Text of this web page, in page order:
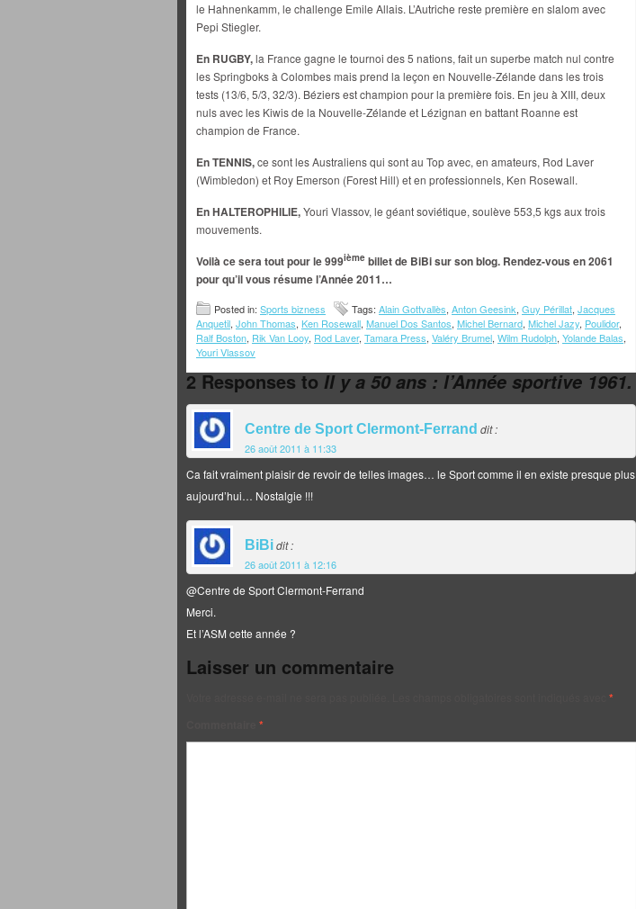
le Hahnenkamm, le challenge Emile Allais. L’Autriche reste première en slalom avec
Pepi Stiegler.
En RUGBY,la France gagne le tournoi des 5 nations, fait un superbe match nul contre
les Springboks à Colombes mais prend la leçon en Nouvelle-Zélande dans les trois
tests (13/6, 5/3, 32/3). Béziers est champion pour la première fois. En jeu à XIII, deux
nuls avec les Kiwis de la Nouvelle-Zélande et Lézignan en battant Roanne est
champion de France.
En TENNIS,ce sont les Australiens qui sont au Top avec, en amateurs, Rod Laver
(Wimbledon) et Roy Emerson (Forest Hill) et en professionnels, Ken Rosewall.
En HALTEROPHILIE,Youri Vlassov, le géant soviétique, soulève 553,5 kgs aux trois
mouvements.
Voilà ce sera tout pour le 999ième billet de BiBi sur son blog. Rendez-vous en 2061
pour qu’il vous résume l’Année 2011…
Posted in: Sports bizness Tags: Alain Gottvallès, Anton Geesink, Guy Périllat, Jacques
Anquetil, John Thomas, Ken Rosewall, Manuel Dos Santos, Michel Bernard, Michel Jazy, Poulidor,
Ralf Boston, Rik Van Looy, Rod Laver, Tamara Press, Valéry Brumel, Wilm Rudolph, Yolande Balas,
Youri Vlassov
2 Responses toIl y a 50 ans : l’Année sportive 1961.
Centre de Sport Clermont-Ferrand dit :
26 août 2011 à 11:33
Ca fait vraiment plaisir de revoir de telles images… le Sport comme il en existe presque plus
aujourd’hui… Nostalgie !!!
BiBidit :
26 août 2011 à 12:16
@Centre de Sport Clermont-Ferrand
Merci.
Et l’ASM cette année ?
Laisser un commentaire
*
*